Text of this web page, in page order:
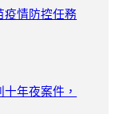
疫情防控任務
年夜案件，